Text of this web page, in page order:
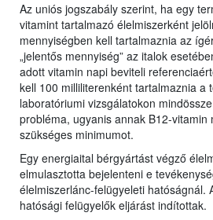
Az uniós jogszabály szerint, ha egy
vitamint tartalmazó élelmiszerként
mennyiségben kell tartalmaznia az
„jelentős mennyiség” az italok
adott vitamin napi beviteli
kell 100 milliliterenként tartalmaznia a
laboratóriumi vizsgálatokon
probléma, ugyanis annak B12-
szükséges minimumot.
Egy energiaital bérgyártást végző
elmulasztotta bejelenteni e
élelmiszerlánc-felügyeleti hatóságnál.
hatósági felügyelők eljárást indítottak.